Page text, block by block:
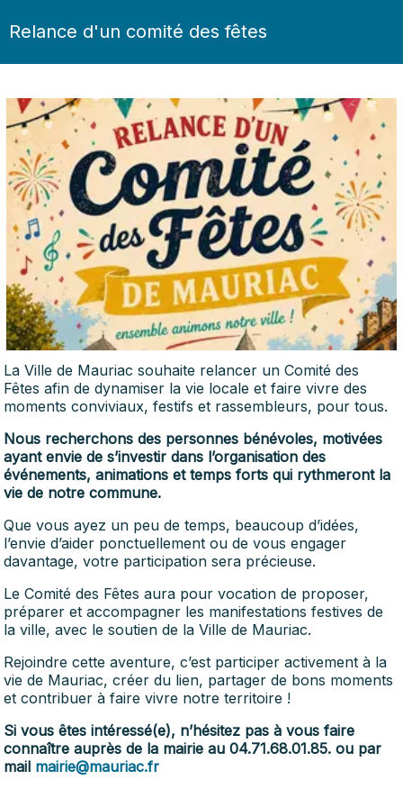
Relance d'un comité des fêtes
La Ville de Mauriac souhaite relancer un Comité des
Fêtes afin de dynamiser la vie locale et faire vivre des
moments conviviaux, festifs et rassembleurs, pour tous.
Nous recherchons des personnes bénévoles, motivées
ayant envie de s’investir dans l’organisation des
événements, animations et temps forts qui rythmeront la
vie de notre commune.
Que vous ayez un peu de temps, beaucoup d’idées,
l’envie d’aider ponctuellement ou de vous engager
davantage, votre participation sera précieuse.
Le Comité des Fêtes aura pour vocation de proposer,
préparer et accompagner les manifestations festives de
la ville, avec le soutien de la Ville de Mauriac.
Rejoindre cette aventure, c’est participer activement à la
vie de Mauriac, créer du lien, partager de bons moments
et contribuer à faire vivre notre territoire !
Si vous êtes intéressé(e), n’hésitez pas à vous faire
connaître auprès de la mairie au 04.71.68.01.85. ou par
mail mairie@mauriac.fr